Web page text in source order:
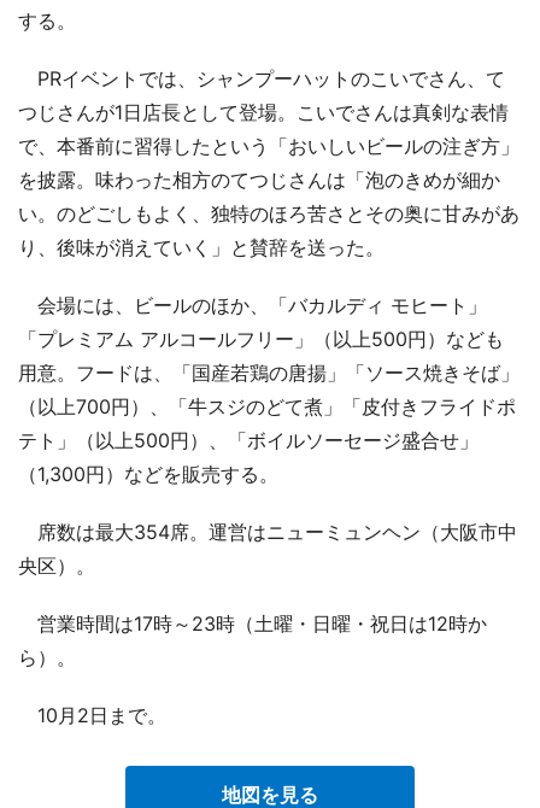
する。
PRイベントでは、シャンプーハットのこいでさん、て
つじさんが1日店長として登場。こいでさんは真剣な表情
で、本番前に習得したという「おいしいビールの注ぎ方」
を披露。味わった相方のてつじさんは「泡のきめが細か
い。のどごしもよく、独特のほろ苦さとその奥に甘みがあ
り、後味が消えていく」と賛辞を送った。
会場には、ビールのほか、「バカルディ モヒート」
「プレミアム アルコールフリー」（以上500円）なども
用意。フードは、「国産若鶏の唐揚」「ソース焼きそば」
（以上700円）、「牛スジのどて煮」「皮付きフライドポ
テト」（以上500円）、「ボイルソーセージ盛合せ」
（1,300円）などを販売する。
席数は最大354席。運営はニューミュンヘン（大阪市中
央区）。
営業時間は17時～23時（土曜・日曜・祝日は12時か
ら）。
10月2日まで。
地図を見る